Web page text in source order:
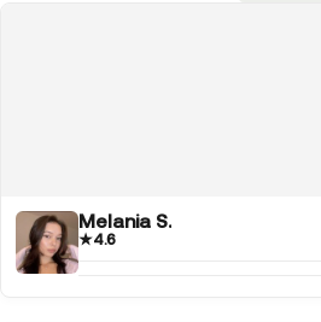
Melania S.
★4.6